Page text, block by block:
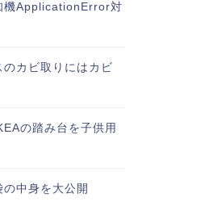
機ApplicationError対
のカビ取りにはカビ
の踏み台を子供用
の中身を大公開